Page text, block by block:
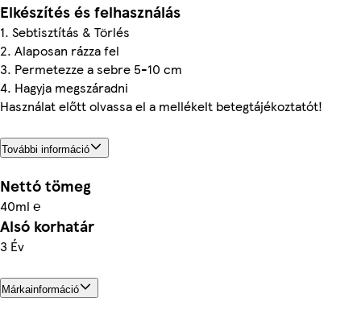
Elkészítés és felhasználás
1. Sebtisztítás & Törlés
2. Alaposan rázza fel
3. Permetezze a sebre 5-10 cm
4. Hagyja megszáradni
Használat előtt olvassa el a mellékelt betegtájékoztatót!
További információ
Nettó tömeg
40ml ℮
Alsó korhatár
3 Év
Márkainformáció